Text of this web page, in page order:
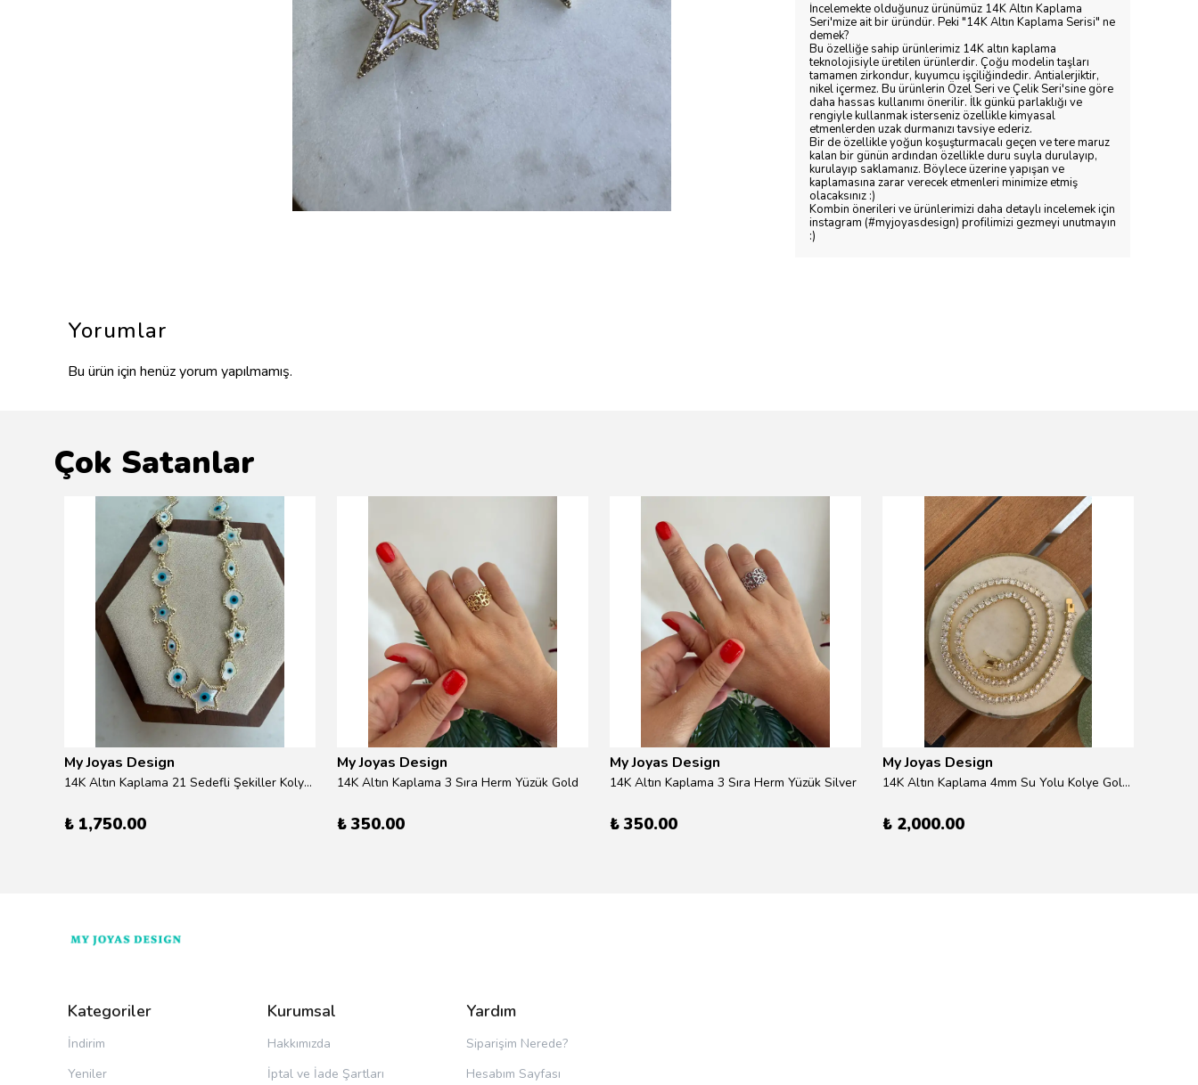
İncelemekte olduğunuz ürünümüz 14K Altın Kaplama
Seri'mize ait bir üründür. Peki "14K Altın Kaplama Serisi" ne
demek?
Bu özelliğe sahip ürünlerimiz 14K altın kaplama
teknolojisiyle üretilen ürünlerdir. Çoğu modelin taşları
tamamen zirkondur, kuyumcu işçiliğindedir. Antialerjiktir,
nikel içermez. Bu ürünlerin Özel Seri ve Çelik Seri'sine göre
daha hassas kullanımı önerilir. İlk günkü parlaklığı ve
rengiyle kullanmak isterseniz özellikle kimyasal
etmenlerden uzak durmanızı tavsiye ederiz.
Bir de özellikle yoğun koşuşturmacalı geçen ve tere maruz
kalan bir günün ardından özellikle duru suyla durulayıp,
kurulayıp saklamanız. Böylece üzerine yapışan ve
kaplamasına zarar verecek etmenleri minimize etmiş
olacaksınız :)
Kombin önerileri ve ürünlerimizi daha detaylı incelemek için
instagram (#myjoyasdesign) profilimizi gezmeyi unutmayın
:)
Yorumlar
Bu ürün için henüz yorum yapılmamış.
Çok Satanlar
My Joyas Design
14K Altın Kaplama 21 Sedefli Şekiller Kolye 46cm
₺ 1,750.00
My Joyas Design
14K Altın Kaplama 3 Sıra Herm Yüzük Gold
₺ 350.00
My Joyas Design
14K Altın Kaplama 3 Sıra Herm Yüzük Silver
₺ 350.00
My Joyas Design
14K Altın Kaplama 4mm Su Yolu Kolye Gold 41cm
₺ 2,000.00
Kategoriler
İndirim
Yeniler
Kurumsal
Hakkımızda
İptal ve İade Şartları
Yardım
Siparişim Nerede?
Hesabım Sayfası